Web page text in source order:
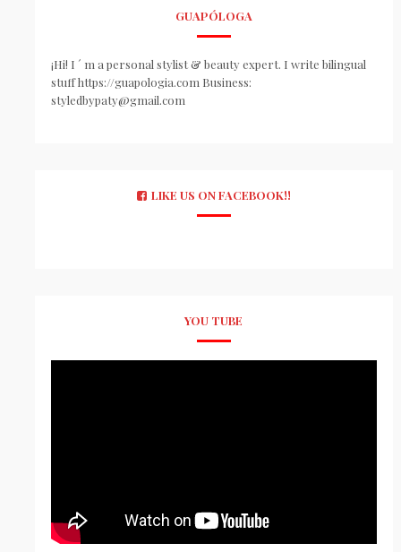
GUAPÓLOGA
¡Hi! I ´ m a personal stylist & beauty expert. I write bilingual
stuff https://guapologia.com Business:
styledbypaty@gmail.com
LIKE US ON FACEBOOK!!
YOU TUBE